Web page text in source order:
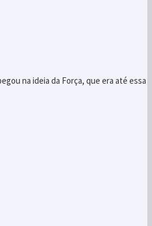
na ideia da Força, que era até essa